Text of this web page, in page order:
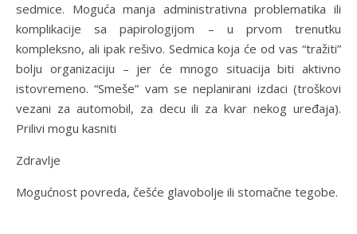
sedmice. Moguća manja administrativna problematika ili
komplikacije sa papirologijom – u prvom trenutku
kompleksno, ali ipak rešivo. Sedmica koja će od vas “tražiti”
bolju organizaciju – jer će mnogo situacija biti aktivno
istovremeno. “Smeše” vam se neplanirani izdaci (troškovi
vezani za automobil, za decu ili za kvar nekog uređaja).
Prilivi mogu kasniti
Zdravlje
Mogućnost povreda, češće glavobolje ili stomačne tegobe.